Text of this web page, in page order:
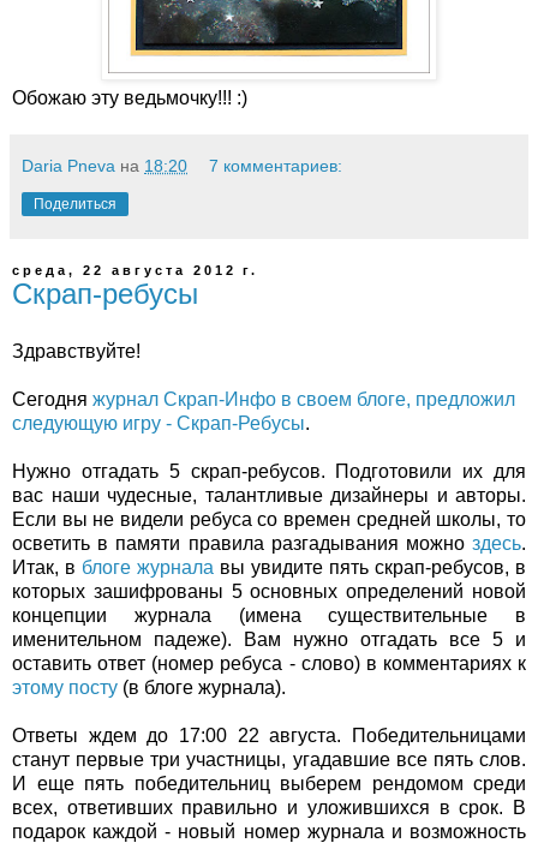
Обожаю эту ведьмочку!!! :)
Daria Pneva на 18:20 7 комментариев:
Поделиться
среда, 22 августа 2012 г.
Скрап-ребусы
Здравствуйте!
Сегодня журнал Скрап-Инфо в своем блоге, предложил
следующую игру - Скрап-Ребусы.
Нужно отгадать 5 скрап-ребусов. Подготовили их для
вас наши чудесные, талантливые дизайнеры и авторы.
Если вы не видели ребуса со времен средней школы, то
осветить в памяти правила разгадывания можно здесь.
Итак, в блоге журнала вы увидите пять скрап-ребусов, в
которых зашифрованы 5 основных определений новой
концепции журнала (имена существительные в
именительном падеже). Вам нужно отгадать все 5 и
оставить ответ (номер ребуса - слово) в комментариях к
этому посту (в блоге журнала).
Ответы ждем до 17:00 22 августа. Победительницами
станут первые три участницы, угадавшие все пять слов.
И еще пять победительниц выберем рендомом среди
всех, ответивших правильно и уложившихся в срок. В
подарок каждой - новый номер журнала и возможность